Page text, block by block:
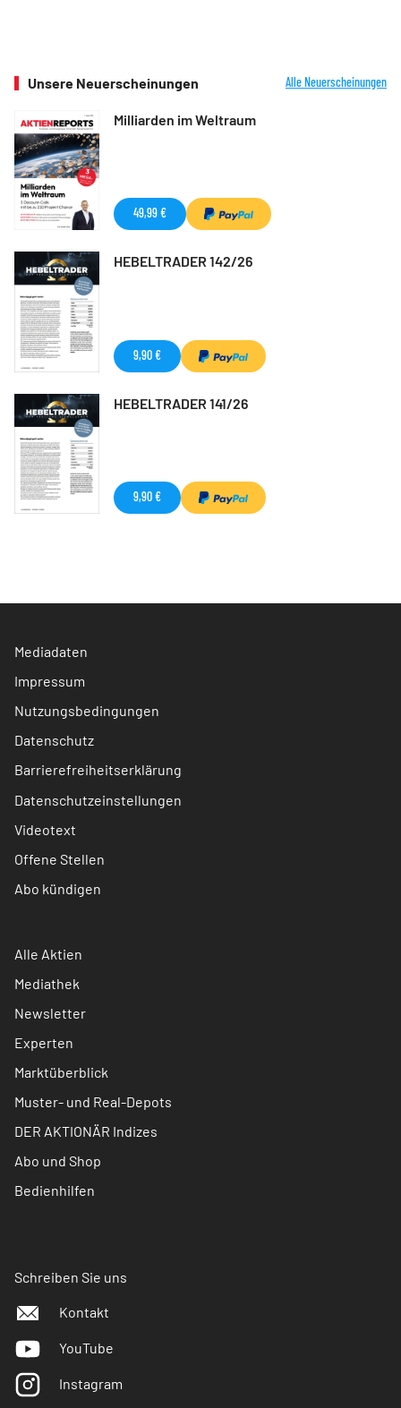
Unsere Neuerscheinungen Alle Neuerscheinungen
Milliarden im Weltraum
49,99 €
HEBELTRADER 142/26
9,90 €
HEBELTRADER 141/26
9,90 €
Mediadaten
Impressum
Nutzungsbedingungen
Datenschutz
Barrierefreiheitserklärung
Datenschutzeinstellungen
Videotext
Offene Stellen
Abo kündigen
Alle Aktien
Mediathek
Newsletter
Experten
Marktüberblick
Muster- und Real-Depots
DER AKTIONÄR Indizes
Abo und Shop
Bedienhilfen
Schreiben Sie uns
Kontakt
YouTube
Instagram